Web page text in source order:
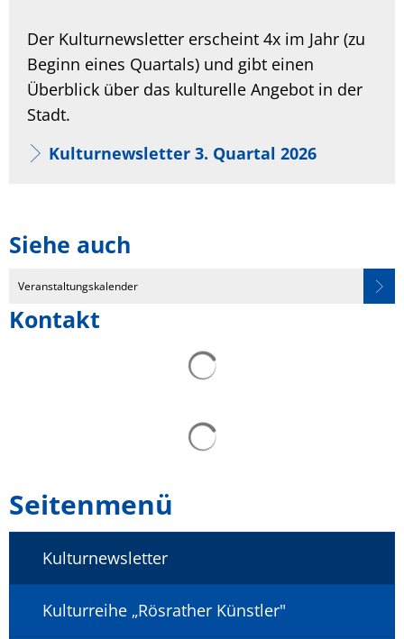
Der Kulturnewsletter erscheint 4x im Jahr (zu
Beginn eines Quartals) und gibt einen
Überblick über das kulturelle Angebot in der
Stadt.
Kulturnewsletter 3. Quartal 2026
Siehe auch
Veranstaltungskalender
Kontakt
Seitenmenü
Kulturnewsletter
Kulturreihe „Rösrather Künstler"